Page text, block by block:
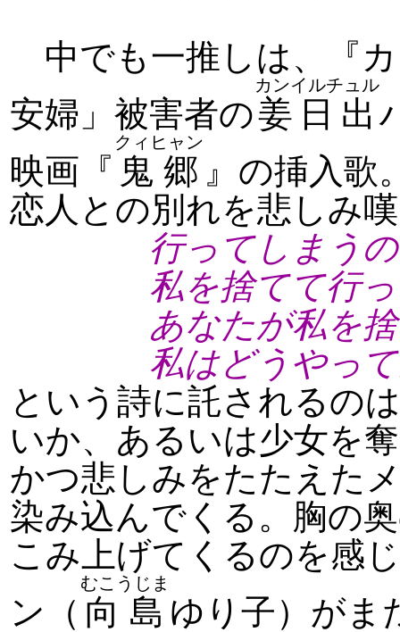
中でも一推しは、『
安婦」被害者の姜日出
カンイルチュル
映画『 鬼郷
クィヒャン
』の挿入歌
恋人との別れを悲しみ
行ってしまうの
私を捨てて行って
あなたが私を捨て
私はどうやって生
という詩に託されるの
いか、あるいは少女を
かつ悲しみをたたえた
染み込んでくる。胸の
こみ上げてくるのを感
ン（ 向島
むこうじま
ゆり子）がま